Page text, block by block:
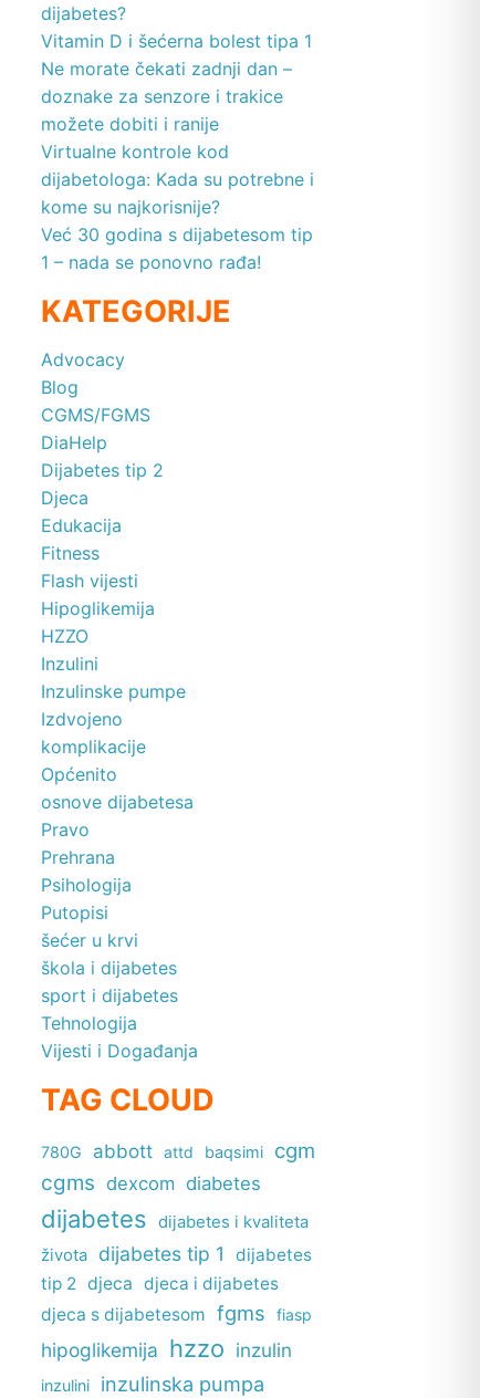
dijabetes?
Vitamin D i šećerna bolest tipa 1
Ne morate čekati zadnji dan –
doznake za senzore i trakice
možete dobiti i ranije
Virtualne kontrole kod
dijabetologa: Kada su potrebne i
kome su najkorisnije?
Već 30 godina s dijabetesom tip
1 – nada se ponovno rađa!
KATEGORIJE
Advocacy
Blog
CGMS/FGMS
DiaHelp
Dijabetes tip 2
Djeca
Edukacija
Fitness
Flash vijesti
Hipoglikemija
HZZO
Inzulini
Inzulinske pumpe
Izdvojeno
komplikacije
Općenito
osnove dijabetesa
Pravo
Prehrana
Psihologija
Putopisi
šećer u krvi
škola i dijabetes
sport i dijabetes
Tehnologija
Vijesti i Događanja
TAG CLOUD
780G abbott attd baqsimi cgm
cgms dexcom diabetes
dijabetes
dijabetes i kvaliteta
života
dijabetes tip 1
dijabetes
tip 2 djeca djeca i dijabetes
djeca s dijabetesom fgms fiasp
hipoglikemija hzzo inzulin
inzulini inzulinska pumpa